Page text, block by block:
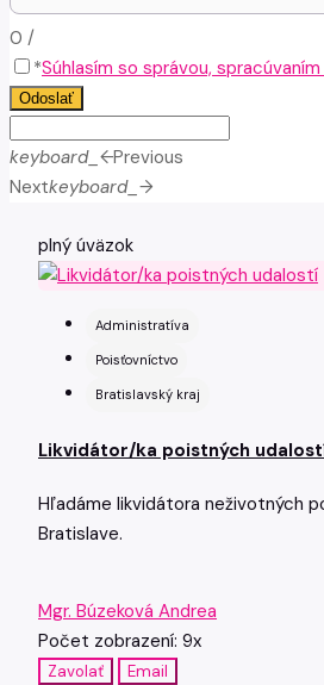
0 /
*Súhlasím so správou,
Odoslať
keyboard_arrow_leftPrevious
Nextkeyboard_arrow_right
plný úväzok
Administratíva
Poisťovníctvo
Bratislavský kraj
Likvidátor/ka poistných
Hľadáme likvidátora neživotných
Bratislave.
Mgr. Búzeková Andrea
Počet zobrazení: 9x
Zavolať Email